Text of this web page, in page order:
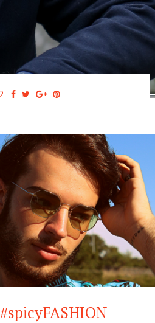
#spicyFASHION